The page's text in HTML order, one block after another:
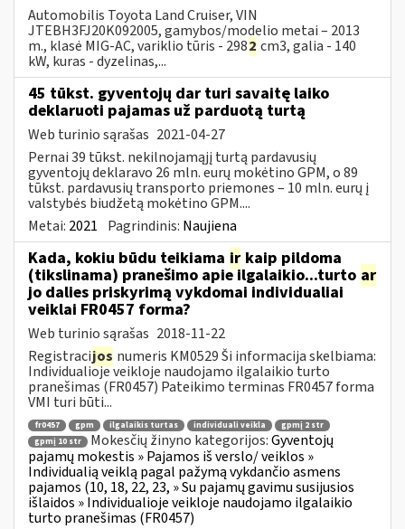
Automobilis Toyota Land Cruiser, VIN
JTEBH3FJ20K092005, gamybos/modelio metai – 2013
m., klasė MIG-AC, variklio tūris - 2982 cm3, galia - 140
kW, kuras - dyzelinas,...
45 tūkst. gyventojų dar turi savaitę laiko
deklaruoti pajamas už parduotą turtą
Web turinio sąrašas 2021-04-27
Pernai 39 tūkst. nekilnojamąjį turtą pardavusių
gyventojų deklaravo 26 mln. eurų mokėtino GPM, o 89
tūkst. pardavusių transporto priemones – 10 mln. eurų į
valstybės biudžetą mokėtino GPM....
Metai: 2021 Pagrindinis: Naujiena
Kada, kokiu būdu teikiama ir kaip pildoma
(tikslinama) pranešimo apie ilgalaikio...turto ar
jo dalies priskyrimą vykdomai individualiai
veiklai FR0457 forma?
Web turinio sąrašas 2018-11-22
Registracijos numeris KM0529 Ši informacija skelbiama:
Individualioje veikloje naudojamo ilgalaikio turto
pranešimas (FR0457) Pateikimo terminas FR0457 forma
VMI turi būti...
fr0457 gpm ilgalaikis turtas individuali veikla
gpmį 2 str
gpmį 10 str
Mokesčių žinyno kategorijos:Gyventojų
pajamų mokestis » Pajamos iš verslo/ veiklos »
Individualią veiklą pagal pažymą vykdančio asmens
pajamos (10, 18, 22, 23, » Su pajamų gavimu susijusios
išlaidos » Individualioje veikloje naudojamo ilgalaikio
turto pranešimas (FR0457)